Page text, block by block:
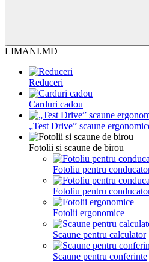
LIMANI.MD
Reduceri
Carduri cadou
„Test Drive” scaune
Fotolii si scaune de birou
Fotoliu pentru
Fotoliu pentru
Fotolii ergonomice
Scaune pentru calculator
Scaune pentru conferinte